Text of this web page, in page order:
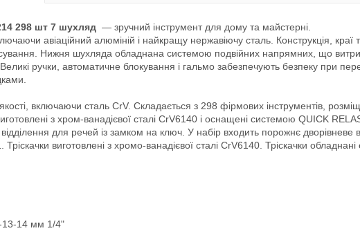
298 шт 7 шухляд — зручний інструмент для дому та майстерні.
авіаційний алюміній і найкращу нержавіючу сталь. Конструкція, краї
Нижня шухляда обладнана системою подвійних напрямних, що
ручки, автоматичне блокування і гальмо забезпечують безпеку при
включаючи сталь CrV. Складається з 298 фірмових інструментів,
з хром-ванадієвої сталі CrV6140 і оснащені системою QUICK
для речей із замком на ключ. У набір входить порожнє
Тріскачки виготовлені з хромо-ванадієвої сталі CrV6140. Тріскачки
13-14 мм 1/4"